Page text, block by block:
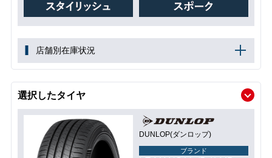
店舗別在庫状況
選択したタイヤ
DUNLOP(ダンロップ)
ブランド